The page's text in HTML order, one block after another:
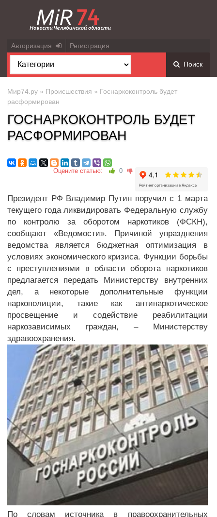
Авторизация Регистрация
Поиск
Мир74.ру » Происшествия » Госнаркоконтроль будет
расформирован
ГОСНАРКОКОНТРОЛЬ БУДЕТ
РАСФОРМИРОВАН
Оцените статью: 0
Президент РФ Владимир Путин поручил с 1 марта
текущего года ликвидировать Федеральную службу
по контролю за оборотом наркотиков (ФСКН),
сообщают «Ведомости». Причиной упразднения
ведомства является бюджетная оптимизация в
условиях экономического кризиса. Функции борьбы
с преступлениями в области оборота наркотиков
предлагается передать Министерству внутренних
дел, а некоторые дополнительные функции
наркополиции, такие как антинаркотическое
просвещение и содействие реабилитации
наркозависимых граждан, – Министерству
здравоохранения.
По словам источника в правоохранительных